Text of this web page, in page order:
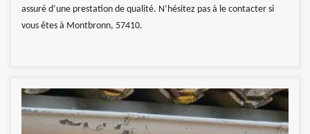
assuré d’une prestation de qualité. N’hésitez pas à le contacter si
vous êtes à Montbronn, 57410.